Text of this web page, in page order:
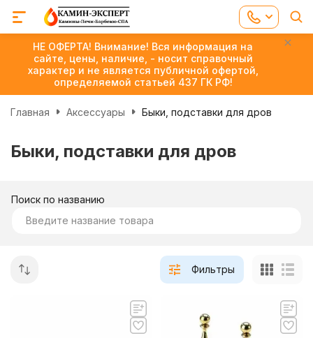
НЕ ОФЕРТА! Внимание! Вся информация на
сайте, цены, наличие, - носит справочный
характер и не является публичной офертой,
определяемой статьей 437 ГК РФ!
Главная Аксессуары Быки, подставки для дров
Быки, подставки для дров
Поиск по названию
Фильтры